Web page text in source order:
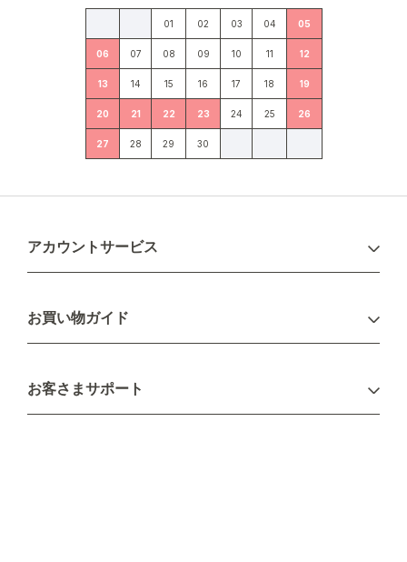
01 02 03 04 05
06 07 08 09 10 11 12
13 14 15 16 17 18 19
20 21 22 23 24 25 26
27 28 29 30
アカウントサービス
新規会員登録
お買い物ガイド
配送について
不良品・返品について
お客さまサポート